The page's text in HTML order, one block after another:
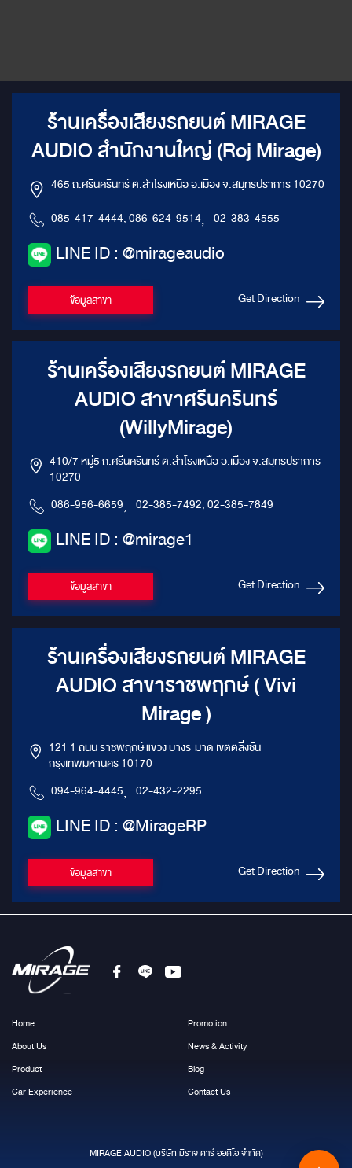
ร้านเครื่องเสียงรถยนต์ MIRAGE
AUDIO สำนักงานใหญ่ (Roj Mirage)
465 ถ.ศรีนครินทร์ ต.สำโรงเหนือ อ.เมือง จ.สมุทรปราการ 10270
085-417-4444, 086-624-9514, 02-383-4555
LINE ID : @mirageaudio
ข้อมูลสาขา Get Direction
ร้านเครื่องเสียงรถยนต์ MIRAGE
AUDIO สาขาศรีนครินทร์
(WillyMirage)
410/7 หมู่5 ถ.ศรีนครินทร์ ต.สำโรงเหนือ อ.เมือง จ.สมุทรปราการ
10270
086-956-6659, 02-385-7492, 02-385-7849
LINE ID : @mirage1
ข้อมูลสาขา Get Direction
ร้านเครื่องเสียงรถยนต์ MIRAGE
AUDIO สาขาราชพฤกษ์ ( Vivi
Mirage )
121 1 ถนน ราชพฤกษ์ แขวง บางระมาด เขตตลิ่งชัน
กรุงเทพมหานคร 10170
094-964-4445, 02-432-2295
LINE ID : @MirageRP
ข้อมูลสาขา Get Direction
Home
About Us
Product
Car Experience
Promotion
News & Activity
Blog
Contact Us
MIRAGE AUDIO (บริษัท มีราจ คาร์ ออดิโอ จำกัด)